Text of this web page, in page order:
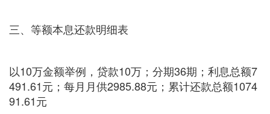
三、等额本息还款明细表
以10万金额举例，贷款10万；分期36期；利息总额7
491.61元；每月月供2985.88元；累计还款总额1074
91.61元